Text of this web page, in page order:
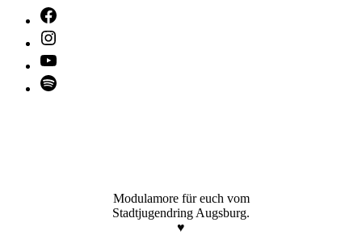
Modulamore für euch vom
Stadtjugendring Augsburg.
♥️